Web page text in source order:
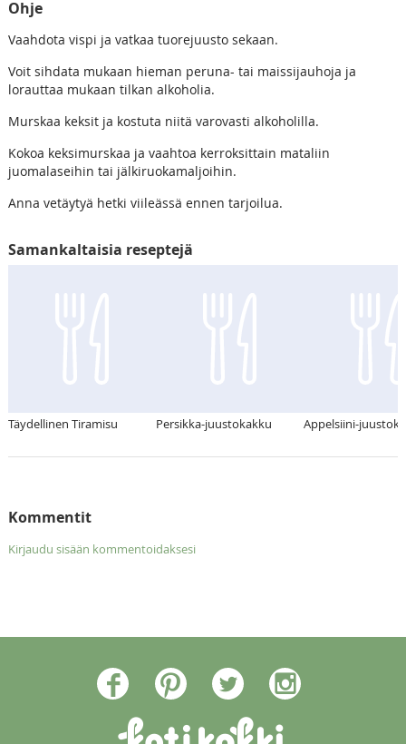
Ohje
Vaahdota vispi ja vatkaa tuorejuusto sekaan.
Voit sihdata mukaan hieman peruna- tai maissijauhoja ja
lorauttaa mukaan tilkan alkoholia.
Murskaa keksit ja kostuta niitä varovasti alkoholilla.
Kokoa keksimurskaa ja vaahtoa kerroksittain mataliin
juomalaseihin tai jälkiruokamaljoihin.
Anna vetäytyä hetki viileässä ennen tarjoilua.
Samankaltaisia reseptejä
Täydellinen Tiramisu Persikka-juustokakku Appelsiini-
Kommentit
Kirjaudu sisään kommentoidaksesi